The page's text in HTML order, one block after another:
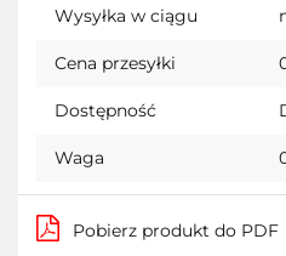
Wysyłka w ciągu
Cena przesyłki
Dostępność
Waga
Pobierz produkt do PDF